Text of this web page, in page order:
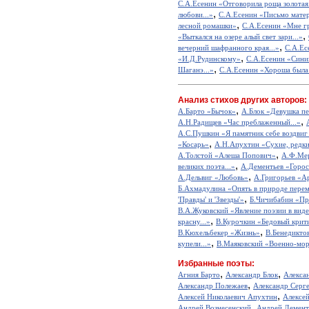
С.А.Есенин «Отговорила роща
любови...», С.А.Есенин «Письмо
лесной ромашки», С.А.Есенин «Мне
«Выткался на озере алый свет зари...»,
вечерний шафранного края...»,
«И.Д.Рудинскому», С.А.Есенин
Шаганэ...», С.А.Есенин «Хороша была
Анализ стихов других авторов:
А.Барто «Бычок», А.Блок «Девушка
А.Н.Радищев «Час преблаженный...»,
А.С.Пушкин «Я памятник себе
«Косарь», А.Н.Апухтин «Сухие,
А.Толстой «Алеша Попович»,
великих поэта...», А.Дементьев
А.Дельвиг «Любовь», А.Григорьев
Б.Ахмадулина «Опять в природе
'Правды' и 'Звезды'», Б.Чичибабин
В.А.Жуковский «Явление поэзии в
красну...», В.Курочкин «Бедовый
В.Кюхельбекер «Жизнь»,
купели...», В.Маяковский «Военно-
Избранные поэты:
Агния Барто, Александр Блок,
Александр Полежаев, Александр
Алексей Николаевич Апухтин,